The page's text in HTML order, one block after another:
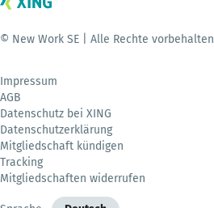
© New Work SE | Alle Rechte vorbehalten
Impressum
AGB
Datenschutz bei XING
Datenschutzerklärung
Mitgliedschaft kündigen
Tracking
Mitgliedschaften widerrufen